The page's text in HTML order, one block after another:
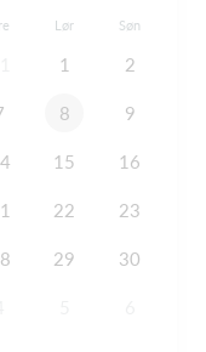
Lør Søn
1 2
8 9
15 16
22 23
29 30